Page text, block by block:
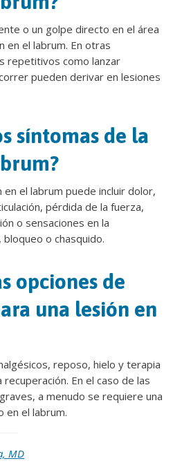
o un golpe directo en el área
en el labrum. En otras
repetitivos como lanzar
pueden derivar en lesiones
síntomas de la
el labrum puede incluir dolor,
pérdida de la fuerza,
o sensaciones en la
o chasquido.
opciones de
una lesión en
reposo, hielo y terapia
En el caso de las
a menudo se requiere una
en el labrum.
MD